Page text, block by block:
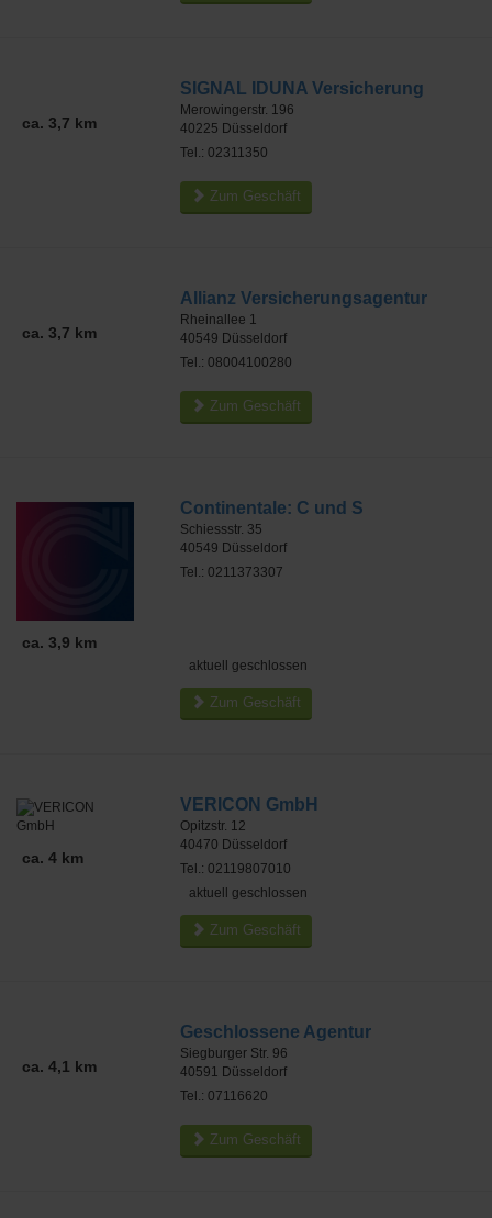
ca. 3,7 km
SIGNAL IDUNA Versicherung
Merowingerstr. 196
40225 Düsseldorf
Tel.: 02311350
Zum Geschäft
ca. 3,7 km
Allianz Versicherungsagentur
Rheinallee 1
40549 Düsseldorf
Tel.: 08004100280
Zum Geschäft
ca. 3,9 km
Continentale: C und S
Schiessstr. 35
40549 Düsseldorf
Tel.: 0211373307
aktuell geschlossen
Zum Geschäft
ca. 4 km
VERICON GmbH
Opitzstr. 12
40470 Düsseldorf
Tel.: 02119807010
aktuell geschlossen
Zum Geschäft
ca. 4,1 km
Geschlossene Agentur
Siegburger Str. 96
40591 Düsseldorf
Tel.: 07116620
Zum Geschäft